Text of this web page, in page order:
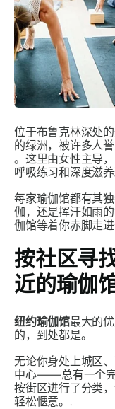
位于布鲁克林深处
的绿洲，被许多人
。这里由女性主导
呼吸练习和深度滋
每家瑜伽馆都有其
伽，还是挥汗如雨
伽馆等着你赤脚走
按社区寻
近的瑜伽
纽约瑜伽馆最大的
的， 到处都是。
无论你身处上城区
中心——总有一个完
按街区进行了分类
轻松惬意。.